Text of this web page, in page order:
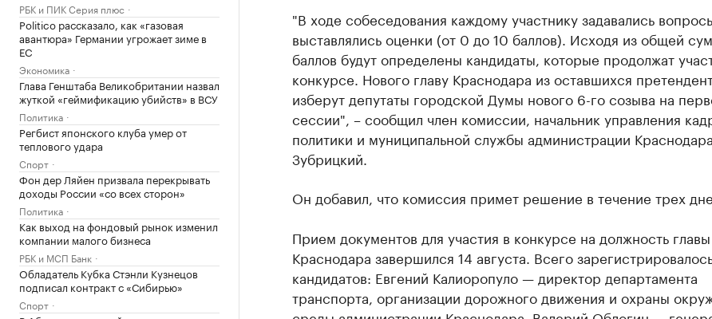
РБК и ПИК Серия плюс
Politico рассказало, как «газовая
авантюра» Германии угрожает зиме в
ЕС
Экономика
Глава Генштаба Великобритании назвал
жуткой «геймификацию убийств» в ВСУ
Политика
Регбист японского клуба умер от
теплового удара
Спорт
Фон дер Ляйен призвала перекрывать
доходы России «со всех сторон»
Политика
Как выход на фондовый рынок изменил
компании малого бизнеса
РБК и МСП Банк
Обладатель Кубка Стэнли Кузнецов
подписал контракт с «Сибирью»
Спорт
"В ходе собеседования каждому участнику задавались
выставлялись оценки (от 0 до 10 баллов). Исходя из общей
баллов будут определены кандидаты, которые продолжат
конкурсе. Нового главу Краснодара из оставшихся
изберут депутаты городской Думы нового 6-го созыва на
сессии", – сообщил член комиссии, начальник управления
политики и муниципальной службы администрации
Зубрицкий.
Он добавил, что комиссия примет решение в течение трех
Прием документов для участия в конкурсе на должность главы
Краснодара завершился 14 августа. Всего
кандидатов: Евгений Калиоропуло — директор департамента
транспорта, организации дорожного движения и охраны